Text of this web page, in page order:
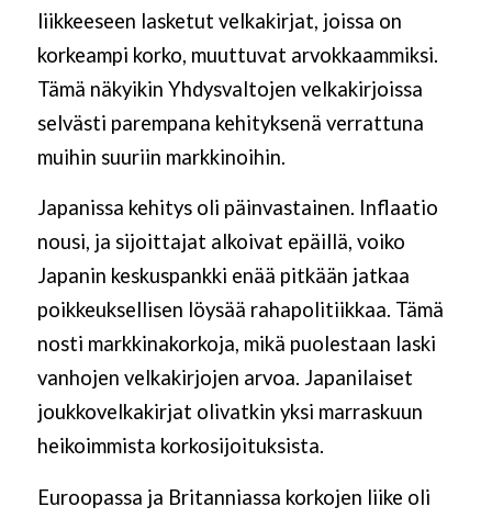
liikkeeseen lasketut velkakirjat, joissa on
korkeampi korko, muuttuvat arvokkaammiksi.
Tämä näkyikin Yhdysvaltojen velkakirjoissa
selvästi parempana kehityksenä verrattuna
muihin suuriin markkinoihin.
Japanissa kehitys oli päinvastainen. Inflaatio
nousi, ja sijoittajat alkoivat epäillä, voiko
Japanin keskuspankki enää pitkään jatkaa
poikkeuksellisen löysää rahapolitiikkaa. Tämä
nosti markkinakorkoja, mikä puolestaan laski
vanhojen velkakirjojen arvoa. Japanilaiset
joukkovelkakirjat olivatkin yksi marraskuun
heikoimmista korkosijoituksista.
Euroopassa ja Britanniassa korkojen liike oli